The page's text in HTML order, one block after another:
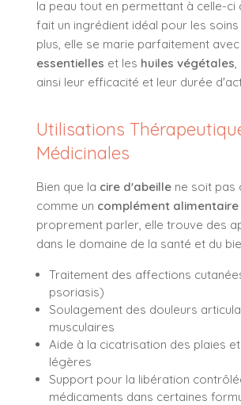
la peau tout en permettant à celle-ci
fait un ingrédient idéal pour les soins
plus, elle se marie parfaitement
essentielles et les huiles végétales,
ainsi leur efficacité et leur durée
Utilisations
Médicinales
Bien que la cire d'abeille ne soit pas
comme un complément alimentaire
proprement parler, elle trouve des
dans le domaine de la santé et du
Traitement des affections
psoriasis)
Soulagement des douleurs
musculaires
Aide à la cicatrisation des plaies
légères
Support pour la libération
médicaments dans certaines